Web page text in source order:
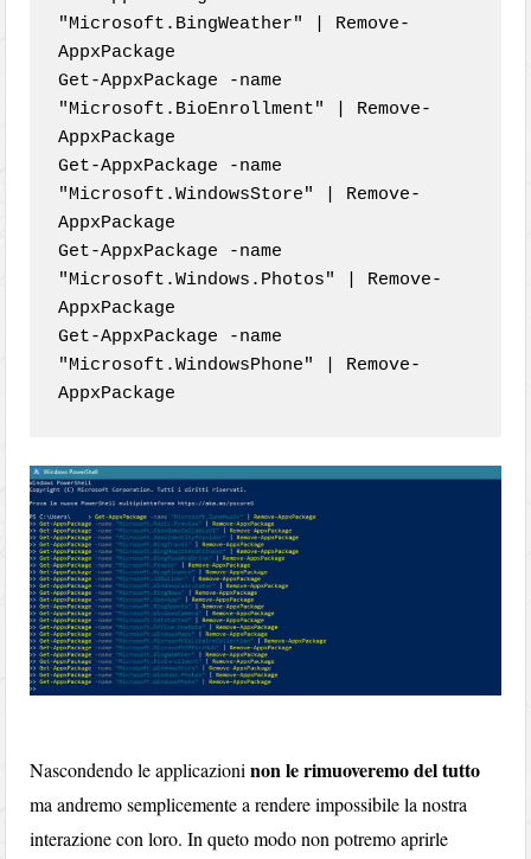
"Microsoft.BingWeather" | Remove-
AppxPackage
Get-AppxPackage -name
"Microsoft.BioEnrollment" | Remove-
AppxPackage
Get-AppxPackage -name
"Microsoft.WindowsStore" | Remove-
AppxPackage
Get-AppxPackage -name
"Microsoft.Windows.Photos" | Remove-
AppxPackage
Get-AppxPackage -name
"Microsoft.WindowsPhone" | Remove-
AppxPackage
Nascondendo le applicazioninon le rimuoveremo del tutto
ma andremo semplicemente a rendere impossibile la nostra
interazione con loro. In queto modo non potremo aprirle